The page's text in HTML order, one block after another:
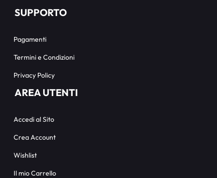
SUPPORTO
Pagamenti
Termini e Condizioni
Privacy Policy
AREA UTENTI
Accedi al Sito
Crea Account
Wishlist
Il mio Carrello